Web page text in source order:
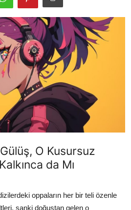
O Kusursuz
da Mı
oppaların her bir teli özenle
sanki doğuştan gelen o